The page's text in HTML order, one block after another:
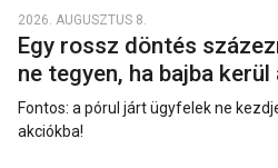
2026. AUGUSZTUS 8.
Egy rossz döntés
ne tegyen, ha bajba
Fontos: a pórul járt ügyfelek ne
akciókba!